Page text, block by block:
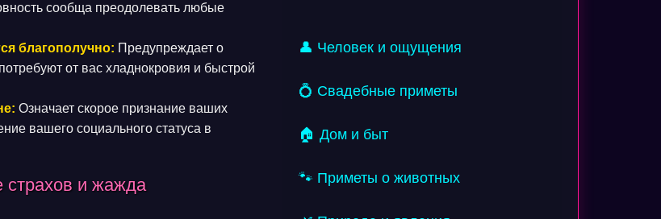
сообща преодолевать любые
благополучно: Предупреждает о
от вас хладнокровия и быстрой
Означает скорое признание ваших
вашего социального статуса в
страхов и жажда
👤 Человек и ощущения
💍 Свадебные приметы
🏠 Дом и быт
🐾 Приметы о животных